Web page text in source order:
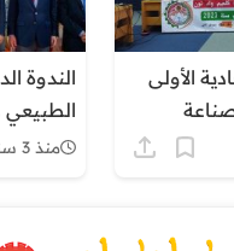
الأولى
وادنون
الندوة
الطبيعي
المغرب
منذ 3 سنوات